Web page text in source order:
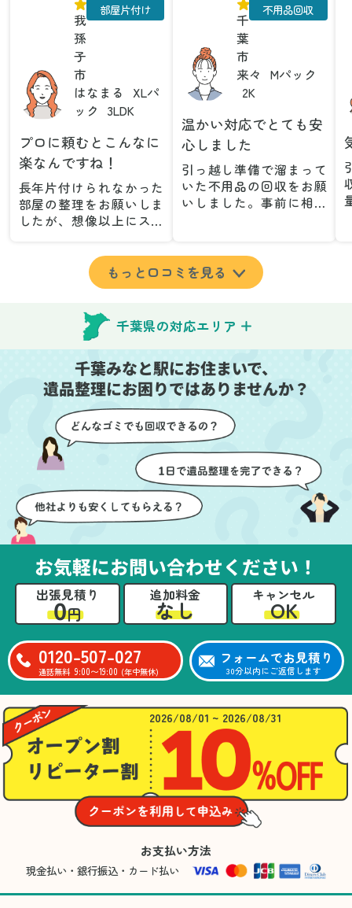
我
孫
子
市
はなまる
XLパ
ック
3LDK
部屋片付け
プロに頼むとこんなに
楽なんですね！
長年片付けられなかった
部屋の整理をお願いしま
したが、想像以上にスム
が集めた物や古い家具が
多く、自分たちだけでは
どうにもならない状態で
んが手際よく片付けてく
れたので、部屋が驚くほ
どスッキリしました。自
分では手が回らなかった
場所も含め、プロの力を
実感しました。
特に、物が散乱していた
部屋の整理や、細かなア
イテムの仕分けを迅速か
つ丁寧に対応していただ
けたのがありがたかった
です。家族それぞれが必
要なものを確認しながら
進めることができ、安心
できました。さらに、作
業終了後には部屋全体を
清掃していただき、まる
で新しい家のような清潔
千
葉
市
来々
Mパック
2K
不用品回収
温かい対応でとても安
心しました
引っ越し準備で溜まって
いた不用品の回収をお願
いしました。事前に相談
とができました。特に、
古い家具や壊れた家電な
ど、処分が難しいものが
よく対応していただき驚
きました。
当日は2名のスタッフが来
てくださり、作業の流れ
や注意点をしっかり説明
していただけたので、こ
ちらも安心感を持って作
業を見守ることができま
した。運び出しの際も、
壁や床を傷つけないよう
に細心の注意を払ってい
ただき、家全体がスムー
ズに片付いていくのがと
業が終わった後には、こ
ちらからお願いしなくて
も部屋を簡単に清掃して
いただけたのも好印象で
した。
サイクル可能なものにつ
いても教えていただき、
今後の片付けにも役立つ
知識が増えました。また
何かあれば、ぜひお願い
したいと思っています。
心のこもったサービスを
ありがとうございまし
た。
もっと口コミを見る
千葉県の対応エリア
千葉みなと駅にお住まいで、
遺品整理にお困りではありませんか？
お気軽にお問い合わせください！
出張見積り
0円
追加料金
なし
キャンセル
OK
0120-507-027
通話無料 9:00〜19:00 (年中無休)
フォームでお見積り
30分以内にご返信します
2026/08/01 ~ 2026/08/31
お支払い方法
現金払い・銀行振込・カード払い